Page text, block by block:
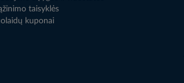
taisyklės
kuponai